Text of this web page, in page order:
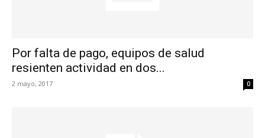
Por falta de pago, equipos de salud
resienten actividad en dos...
2 mayo, 2017 0